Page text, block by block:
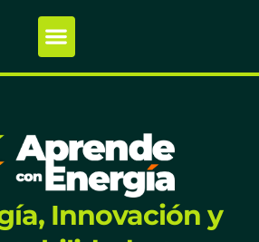
Innovación y